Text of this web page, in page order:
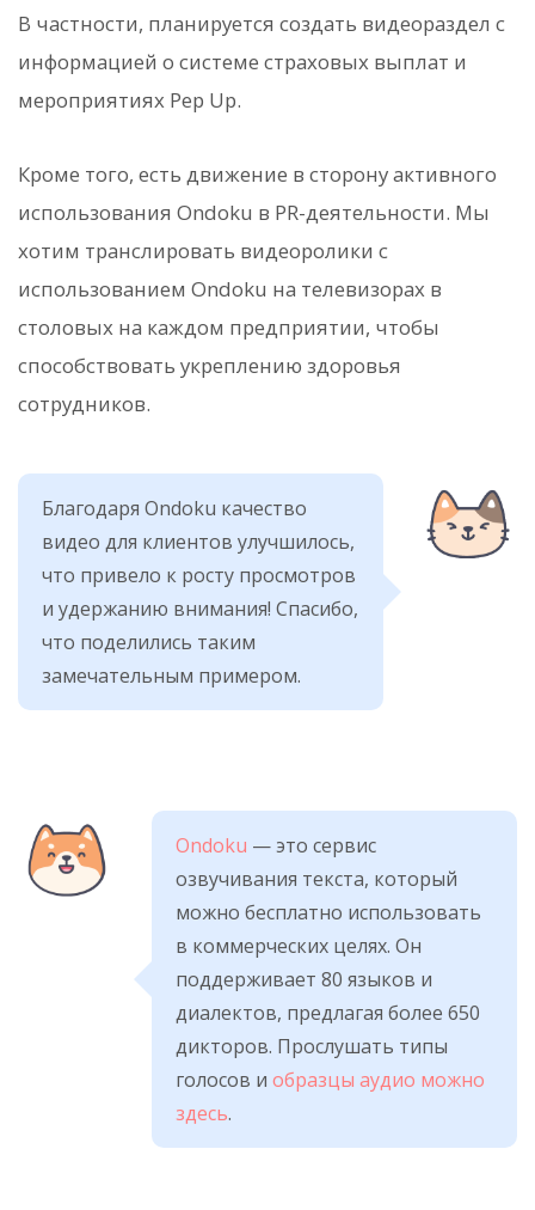
В частности, планируется создать видеораздел с
информацией о системе страховых выплат и
мероприятиях Pep Up.
Кроме того, есть движение в сторону активного
использования Ondoku в PR-деятельности. Мы
хотим транслировать видеоролики с
использованием Ondoku на телевизорах в
столовых на каждом предприятии, чтобы
способствовать укреплению здоровья
сотрудников.
Благодаря Ondoku качество
видео для клиентов улучшилось,
что привело к росту просмотров
и удержанию внимания! Спасибо,
что поделились таким
замечательным примером.
Ondoku — это сервис
озвучивания текста, который
можно бесплатно использовать
в коммерческих целях. Он
поддерживает 80 языков и
диалектов, предлагая более 650
дикторов. Прослушать типы
голосов и образцы аудио можно
здесь.